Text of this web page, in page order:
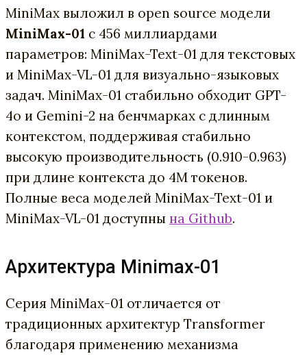
MiniMax выложил в open source модели
MiniMax-01 с 456 миллиардами
параметров: MiniMax-Text-01 для текстовых
и MiniMax-VL-01 для визуально-языковых
задач. MiniMax-01 стабильно обходит GPT-
4o и Gemini-2 на бенчмарках с длинным
контекстом, поддерживая стабильно
высокую производительность (0.910-0.963)
при длине контекста до 4M токенов.
Полные веса моделей MiniMax-Text-01 и
MiniMax-VL-01 доступны на Github.
Архитектура Minimax-01
Серия MiniMax-01 отличается от
традиционных архитектур Transformer
благодаря применению механизма